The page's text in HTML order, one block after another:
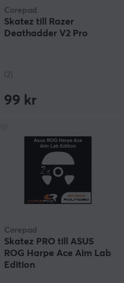
Corepad
Skatez till Razer
Deathadder V2 Pro
(2)
99 kr
Corepad
Skatez PRO till ASUS
ROG Harpe Ace Aim Lab
Edition